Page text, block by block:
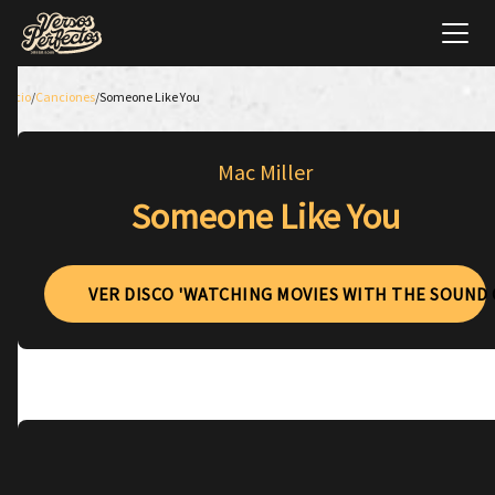
Inicio/Canciones/Someone Like You
Mac Miller
Someone Like You
VER DISCO 'WATCHING MOVIES WITH THE SOUND